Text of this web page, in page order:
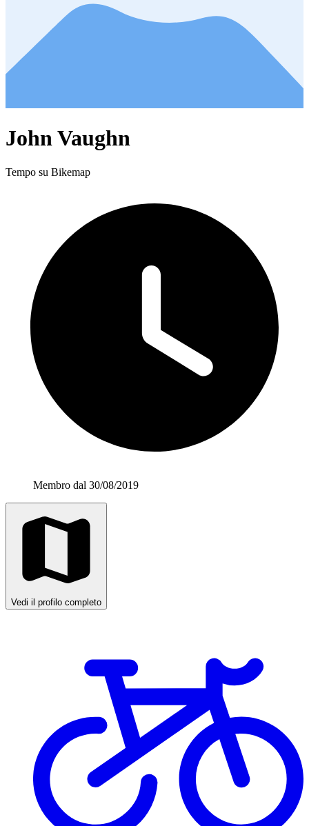
John Vaughn
Tempo su Bikemap
Membro dal 30/08/2019
Vedi il profilo completo